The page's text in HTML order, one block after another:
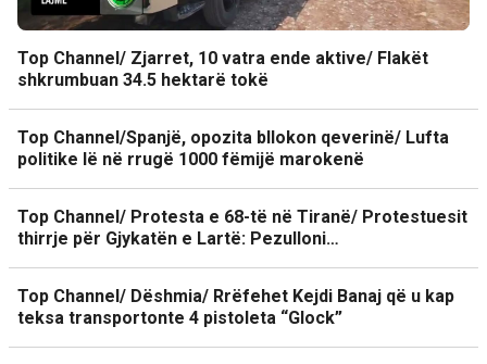
Top Channel/ Zjarret, 10 vatra ende aktive/ Flakët
shkrumbuan 34.5 hektarë tokë
Top Channel/Spanjë, opozita bllokon qeverinë/ Lufta
politike lë në rrugë 1000 fëmijë marokenë
Top Channel/ Protesta e 68-të në Tiranë/ Protestuesit
thirrje për Gjykatën e Lartë: Pezulloni…
Top Channel/ Dëshmia/ Rrëfehet Kejdi Banaj që u kap
teksa transportonte 4 pistoleta “Glock”